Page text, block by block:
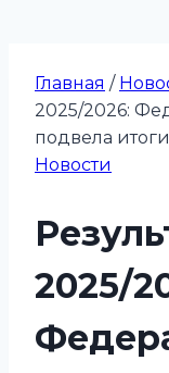
Главная /
2025/2026:
подвела итоги
Новости
2025/